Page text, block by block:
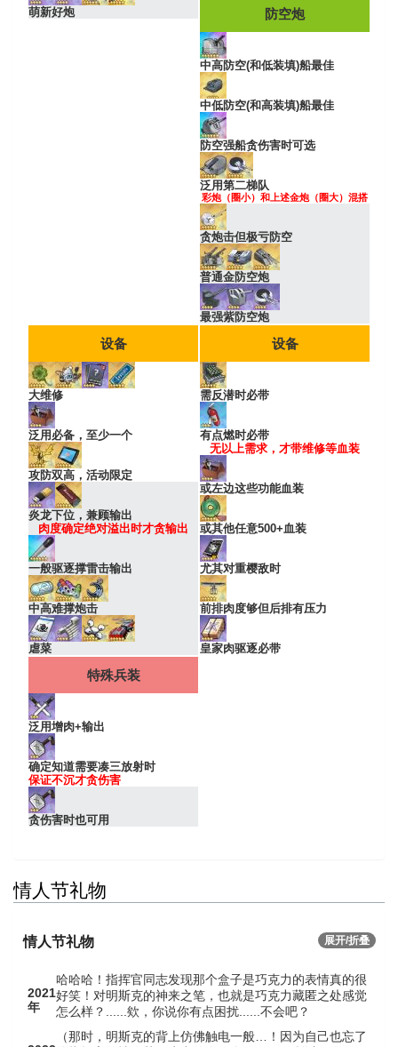
萌新好炮 防空炮
中高防空(和低装填)船最佳
中低防空(和高装填)船最佳
防空强船贪伤害时可选
泛用第二梯队
彩炮（圈小）和上述金炮（圈大）混搭
贪炮击但极亏防空
普通金防空炮
最强紫防空炮
设备
大维修
泛用必备，至少一个
攻防双高，活动限定
炎龙下位，兼顾输出
肉度确定绝对溢出时才贪输出
一般驱逐撑雷击输出
中高难撑炮击
虐菜
设备
需反潜时必带
有点燃时必带
无以上需求，才带维修等血装
或左边这些功能血装
或其他任意500+血装
尤其对重樱敌时
前排肉度够但后排有压力
皇家肉驱逐必带
特殊兵装
泛用增肉+输出
确定知道需要凑三放射时
保证不沉才贪伤害
贪伤害时也可用
情人节礼物
情人节礼物 展开/折叠
2021
年
哈哈哈！指挥官同志发现那个盒子是巧克力的表情真的很
好笑！对明斯克的神来之笔，也就是巧克力藏匿之处感觉
怎么样？......欸，你说你有点困扰......不会吧？
（那时，明斯克的背上仿佛触电一般…！因为自己也忘了